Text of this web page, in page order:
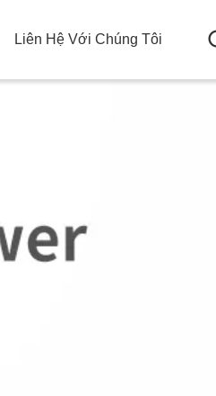
Liên Hệ Với Chúng Tôi